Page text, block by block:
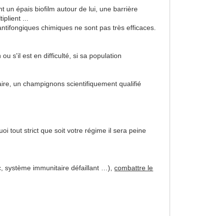
un épais biofilm autour de lui, une barrière
...
chimiques ne sont pas très efficaces.
s'il est en difficulté, si sa population
un champignons scientifiquement qualifié
tout strict que soit votre régime il sera peine
système immunitaire défaillant …),combattre le